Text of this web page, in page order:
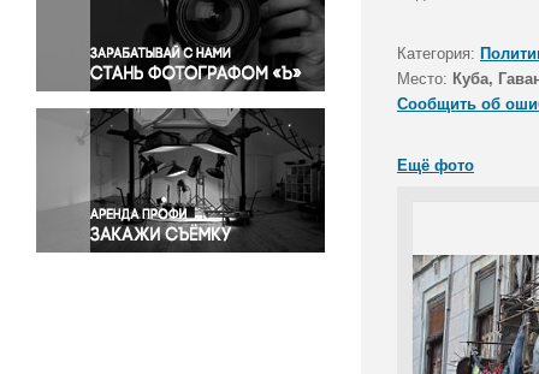
Правосудие
Происшествия и конфликты
Религия
Светская жизнь
Спорт
Экология
Экономика и бизнес
Категория:
Место: Куба,
Сообщить об
Ещё фото